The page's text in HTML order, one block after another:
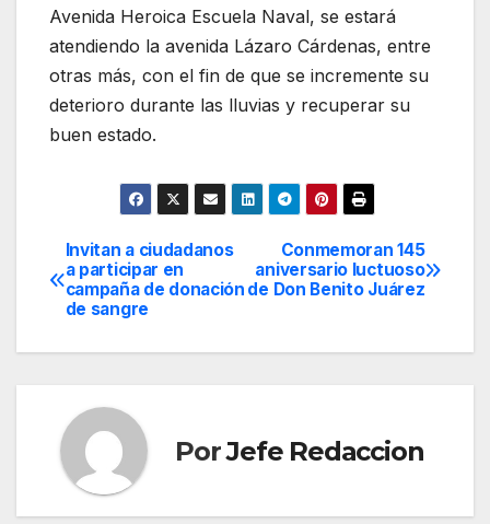
Avenida Heroica Escuela Naval, se estará
atendiendo la avenida Lázaro Cárdenas, entre
otras más, con el fin de que se incremente su
deterioro durante las lluvias y recuperar su
buen estado.
Navegación
de
entradas
Conmemoran 145
aniversario luctuoso
de Don Benito Juárez
Invitan a ciudadanos
a participar en
campaña de donación
de sangre
PorJefe Redaccion